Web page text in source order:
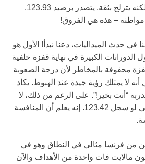
الضغط عند الهبوط، لكنه يتزلج بثقة. يتصدر برصيد 123.93.
في حدث الميداليات، دعنا نبدأ! الأول هو
الكبيرة في نهاية قفزة خلفية
محفوفة بالمخاطر لأن درجة الصعوبة
لا يمتلك رؤية جيدة عند الهبوط. يكاد
“أنت بخير!”. على الرغم من ذلك، لا
يبدو سعيدًا جدًا بها حتى لو سجل 123.42. إنه يعلم أن المنافسة
من فرنسا مثالي في النطاق وهو في
مالايت فات واحدة من الأهداف والآن